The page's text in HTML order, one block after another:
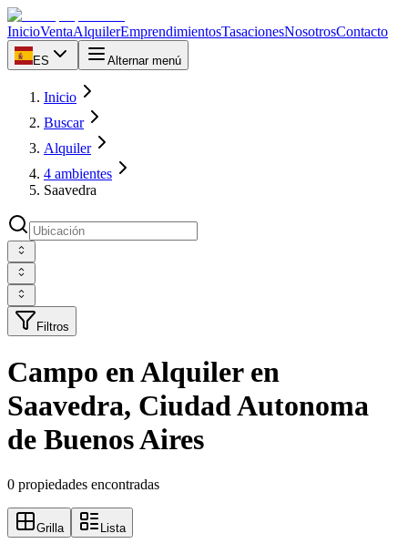
InicioVentaAlquilerEmprendimientosTasacionesNosotrosContacto
ES Alternar menú
Inicio
Buscar
Alquiler
4 ambientes
Saavedra
Filtros
Campo en Alquiler en
Saavedra, Ciudad Autonoma
de Buenos Aires
0 propiedades encontradas
Grilla Lista